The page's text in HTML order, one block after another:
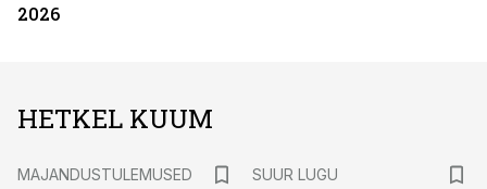
2026
HETKEL KUUM
MAJANDUSTULEMUSED
SUUR LUGU